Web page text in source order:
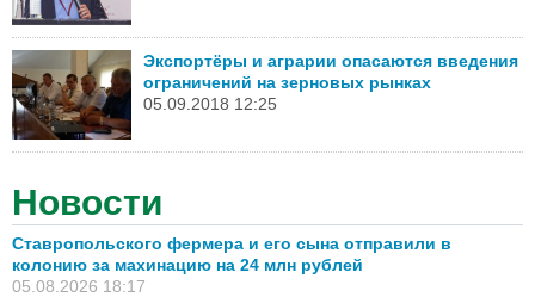
Экспортёры и аграрии опасаются введения
ограничений на зерновых рынках
05.09.2018 12:25
Новости
Ставропольского фермера и его сына отправили в
колонию за махинацию на 24 млн рублей
05.08.2026 18:17